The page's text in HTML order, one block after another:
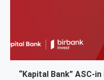
“Kapital Bank” ASC-in